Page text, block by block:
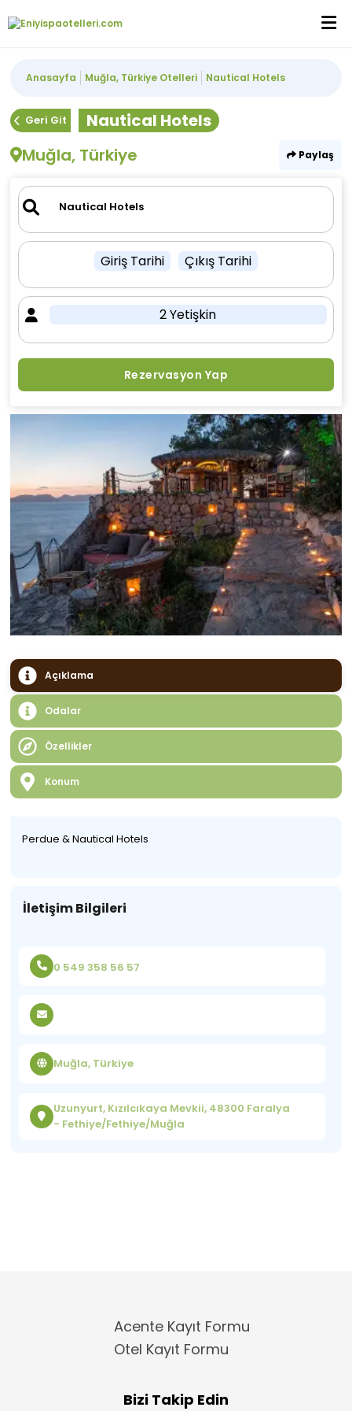
Anasayfa Muğla, Türkiye Otelleri Nautical Hotels
Geri Git
Nautical Hotels
Muğla, Türkiye
Paylaş
Giriş Tarihi Çıkış Tarihi
2 Yetişkin
Rezervasyon Yap
Açıklama
Odalar
Özellikler
Konum
Perdue & Nautical Hotels
İletişim Bilgileri
0 549 358 56 57
Muğla, Türkiye
Uzunyurt, Kızılcıkaya Mevkii, 48300 Faralya
- Fethiye/Fethiye/Muğla
Acente Kayıt Formu
Otel Kayıt Formu
Bizi Takip Edin